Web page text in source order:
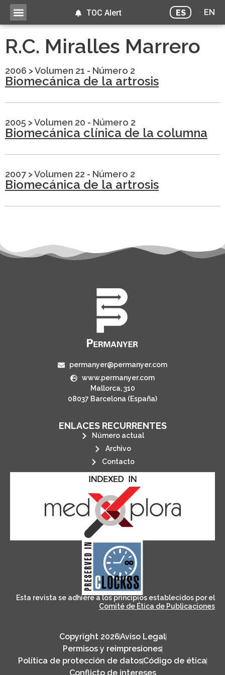
ES EN
TOC Alert
R.C. Miralles Marrero
2006 >Volumen 21 - Número 2
Biomecánica de la artrosis
2005 >Volumen 20 - Número 2
Biomecánica clínica de la columna
2007 >Volumen 22 - Número 2
Biomecánica de la artrosis
permanyer@permanyer.com
www.permanyer.com
Mallorca, 310
08037 Barcelona (España)
ENLACES RECURRENTES
Número actual
Archivo
Contacto
CLOCKSS is a dak archive that
ensures the long-term survival
of web-based scholary
publications, governed by and for
its stakeholders.
Esta revista se adhiere a los principios establecidos por el
Comité de Ética de Publicaciones
Copyright 2026Aviso Legal
Permisos y reimpresiones
Política de protección de datosCódigo de ética
Conflicto de intereses